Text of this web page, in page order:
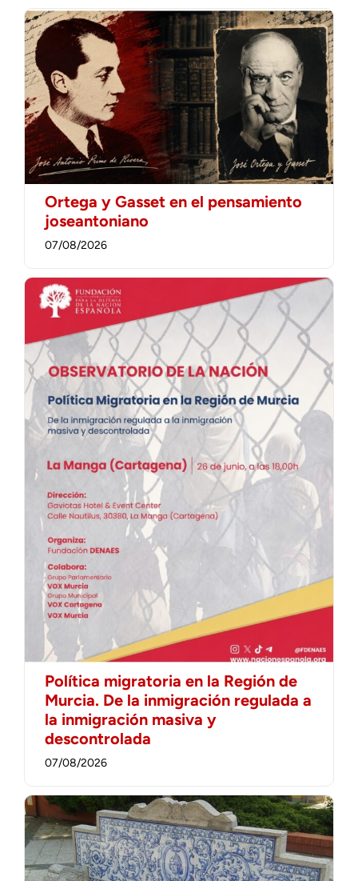
Ortega y Gasset en el pensamiento
joseantoniano
07/08/2026
Política migratoria en la Región de
Murcia. De la inmigración regulada a
la inmigración masiva y
descontrolada
07/08/2026